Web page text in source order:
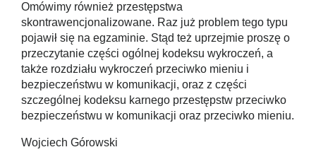
Omówimy również przestępstwa
skontrawencjonalizowane. Raz już problem tego typu
pojawił się na egzaminie. Stąd też uprzejmie proszę o
przeczytanie części ogólnej kodeksu wykroczeń, a
także rozdziału wykroczeń przeciwko mieniu i
bezpieczeństwu w komunikacji, oraz z części
szczególnej kodeksu karnego przestępstw przeciwko
bezpieczeństwu w komunikacji oraz przeciwko mieniu.
Wojciech Górowski